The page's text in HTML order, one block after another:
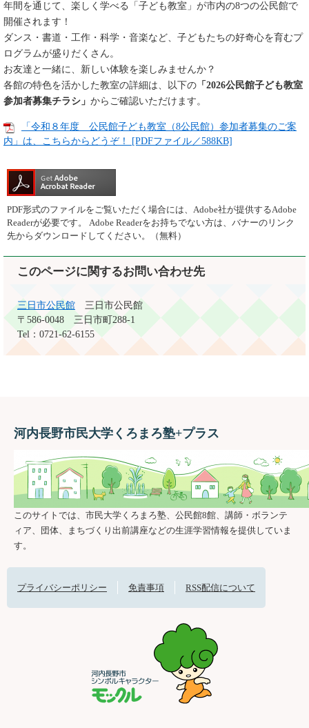
年間を通じて、楽しく学べる「子ども教室」が市内の8つの公民館で
開催されます！
ダンス・書道・工作・科学・音楽など、子どもたちの好奇心を育むプ
ログラムが盛りだくさん。
お友達と一緒に、新しい体験を楽しみませんか？
各館の特色を活かした教室の詳細は、以下の 「2026公民館子ども教室
参加者募集チラシ」 からご確認いただけます。
「令和８年度 公民館子ども教室（8公民館）参加者募集のご案
内」は、こちらからどうぞ！ [PDFファイル／588KB]
PDF形式のファイルをご覧いただく場合には、Adobe社が提供するAdobe
Readerが必要です。
Adobe Readerをお持ちでない方は、バナーのリンク
先からダウンロードしてください。（無料）
このページに関するお問い合わせ先
三日市公民館
三日市公民館
〒586-0048
三日市町288-1
Tel：0721-62-6155
河内長野市民大学くろまろ塾+プラス
このサイトでは、市民大学くろまろ塾、公民館8館、講師・ボランテ
ィア、団体、まちづくり出前講座などの生涯学習情報を提供していま
す。
プライバシーポリシー 免責事項 RSS配信について